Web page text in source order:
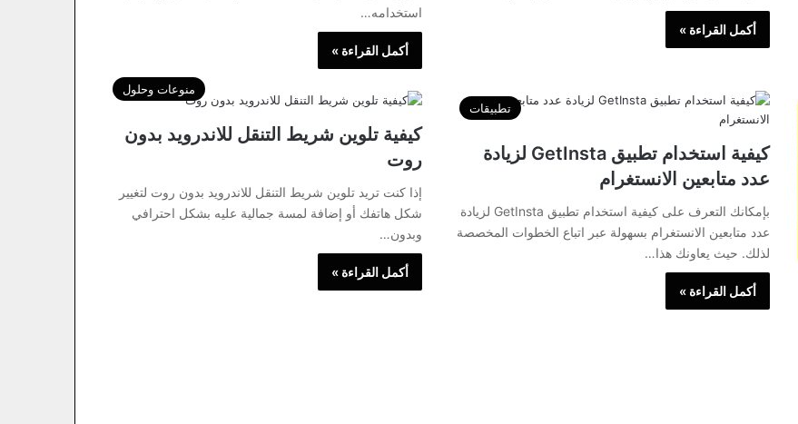
أكمل القراءة »
استخدامه…
أكمل القراءة »
تطبيقات
كيفية استخدام تطبيق GetInsta لزيادة
عدد متابعين الانستغرام
بإمكانك التعرف على كيفية استخدام تطبيق GetInsta لزيادة
عدد متابعين الانستغرام بسهولة عبر اتباع الخطوات المخصصة
لذلك. حيث يعاونك هذا…
أكمل القراءة »
منوعات وحلول
كيفية تلوين شريط التنقل للاندرويد بدون
روت
إذا كنت تريد تلوين شريط التنقل للاندرويد بدون روت لتغيير
شكل هاتفك أو إضافة لمسة جمالية عليه بشكل احترافي
وبدون…
أكمل القراءة »